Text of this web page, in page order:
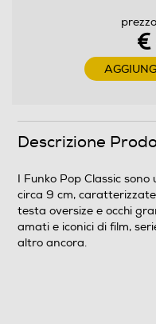
Descrizione
I Funko Pop Classic
circa 9 cm,
testa oversize e occhi
amati e iconici di film,
altro ancora.